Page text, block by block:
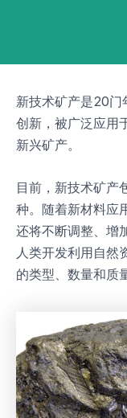
新技术矿产是20门
创新，被广泛应用
新兴矿产。
目前，新技术矿产
种。随着新材料应
还将不断调整、增
人类开发利用自然
的类型、数量和质